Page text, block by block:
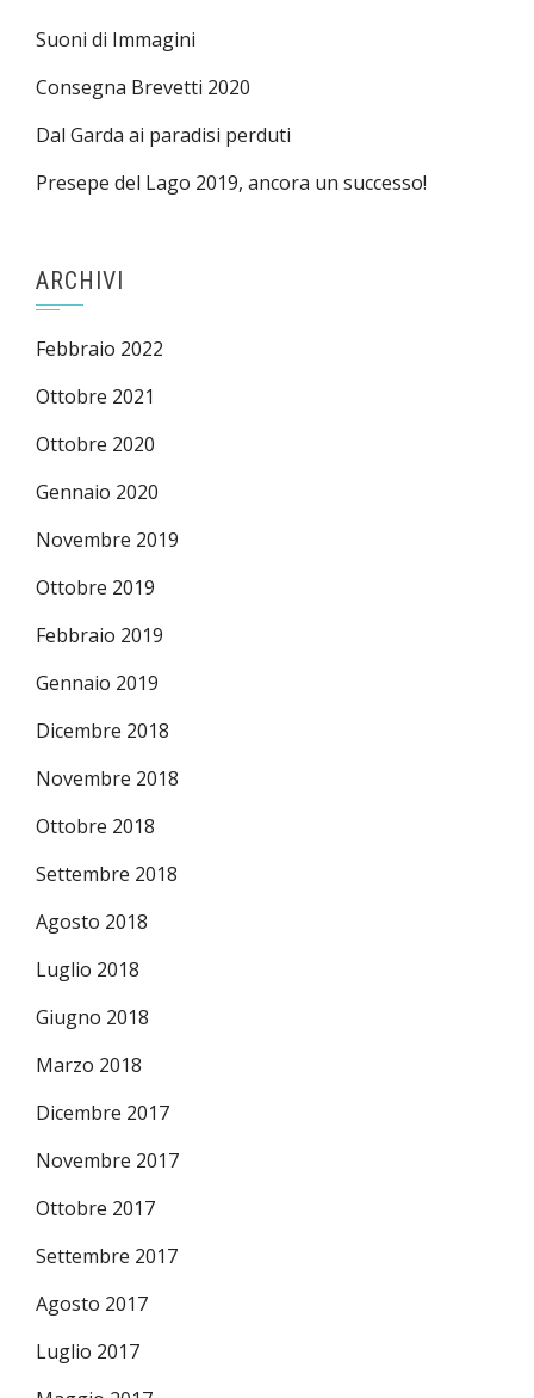
Suoni di Immagini
Consegna Brevetti 2020
Dal Garda ai paradisi perduti
Presepe del Lago 2019, ancora un successo!
ARCHIVI
Febbraio 2022
Ottobre 2021
Ottobre 2020
Gennaio 2020
Novembre 2019
Ottobre 2019
Febbraio 2019
Gennaio 2019
Dicembre 2018
Novembre 2018
Ottobre 2018
Settembre 2018
Agosto 2018
Luglio 2018
Giugno 2018
Marzo 2018
Dicembre 2017
Novembre 2017
Ottobre 2017
Settembre 2017
Agosto 2017
Luglio 2017